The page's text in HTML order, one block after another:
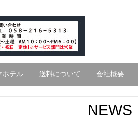
ホテル 送料について 会社概要
NEWS